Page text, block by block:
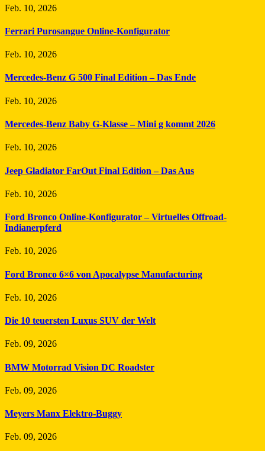
Feb. 10, 2026
Ferrari Purosangue Online-Konfigurator
Feb. 10, 2026
Mercedes-Benz G 500 Final Edition – Das Ende
Feb. 10, 2026
Mercedes-Benz Baby G-Klasse – Mini g kommt 2026
Feb. 10, 2026
Jeep Gladiator FarOut Final Edition – Das Aus
Feb. 10, 2026
Ford Bronco Online-Konfigurator – Virtuelles Offroad-
Indianerpferd
Feb. 10, 2026
Ford Bronco 6×6 von Apocalypse Manufacturing
Feb. 10, 2026
Die 10 teuersten Luxus SUV der Welt
Feb. 09, 2026
BMW Motorrad Vision DC Roadster
Feb. 09, 2026
Meyers Manx Elektro-Buggy
Feb. 09, 2026